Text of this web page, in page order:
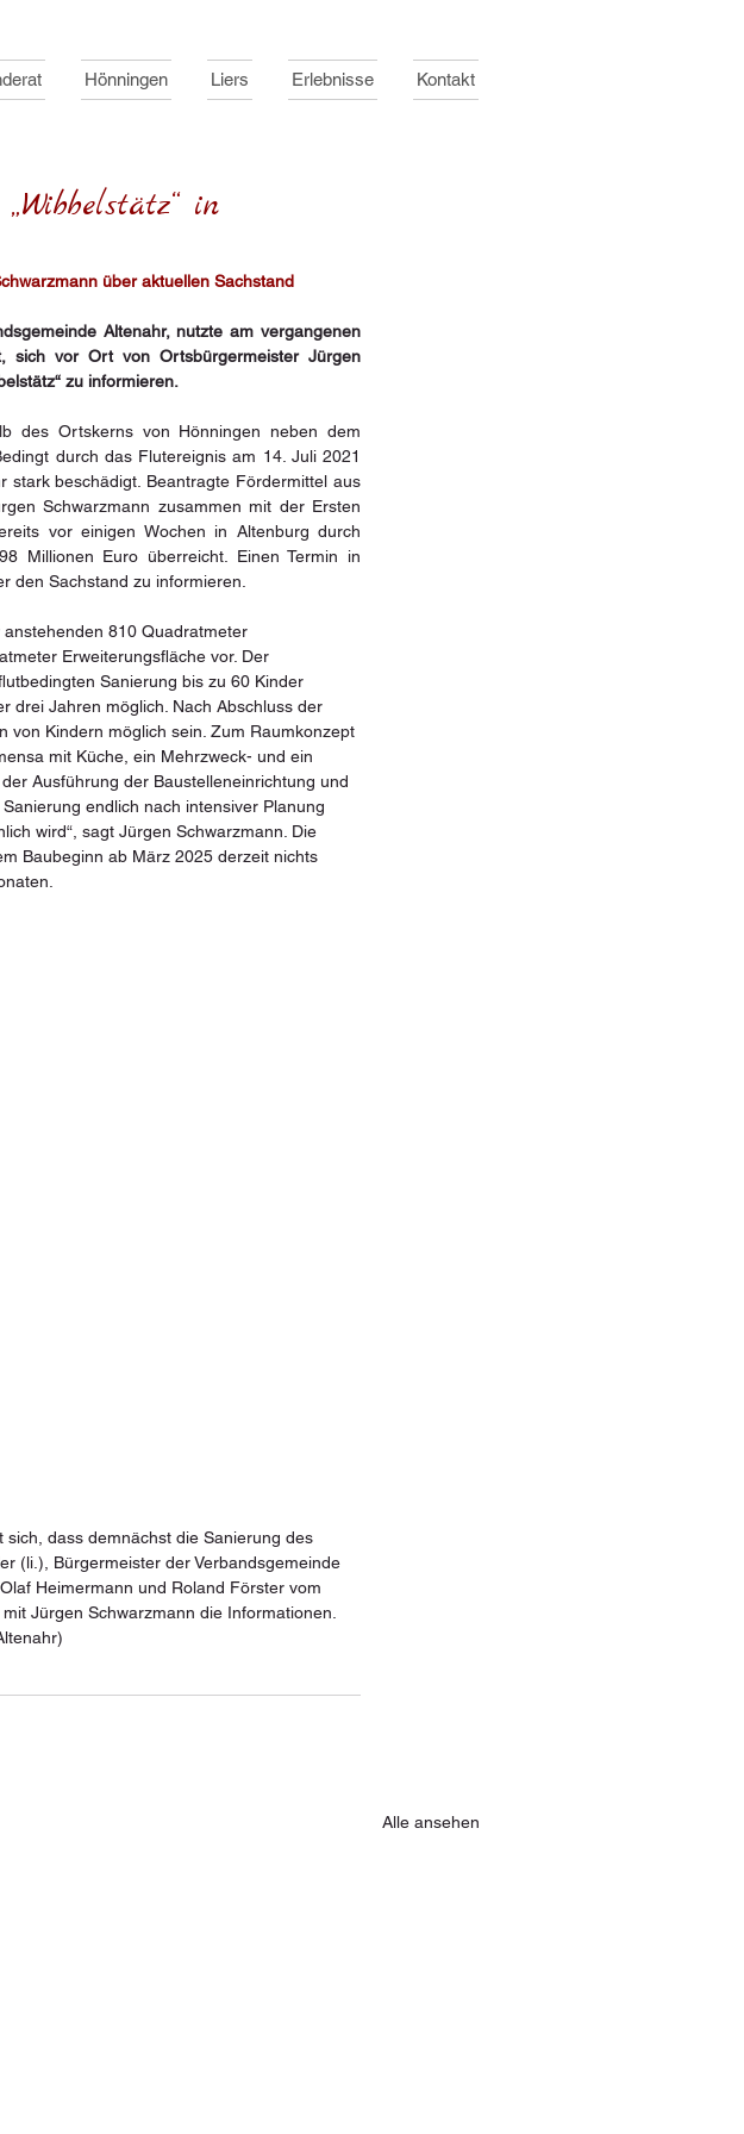
Hönningen Liers Erlebnisse Kontakt
in
über aktuellen Sachstand
Altenahr, nutzte am vergangenen
sich vor Ort von Ortsbürgermeister Jürgen
zu informieren.
des Ortskerns von Hönningen neben dem
durch das Flutereignis am 14. Juli 2021
beschädigt. Beantragte Fördermittel aus
Schwarzmann zusammen mit der Ersten
vor einigen Wochen in Altenburg durch
Millionen Euro überreicht. Einen Termin in
den Sachstand zu informieren.
810 Quadratmeter
Erweiterungsfläche vor. Der
Sanierung bis zu 60 Kinder
drei Jahren möglich. Nach Abschluss der
von Kindern möglich sein. Zum Raumkonzept
mit Küche, ein Mehrzweck- und ein
Ausführung der Baustelleneinrichtung und
endlich nach intensiver Planung
wird“, sagt Jürgen Schwarzmann. Die
Baubeginn ab März 2025 derzeit nichts
dass demnächst die Sanierung des
(li.), Bürgermeister der Verbandsgemeinde
Heimermann und Roland Förster vom
Jürgen Schwarzmann die Informationen.
Alle ansehen